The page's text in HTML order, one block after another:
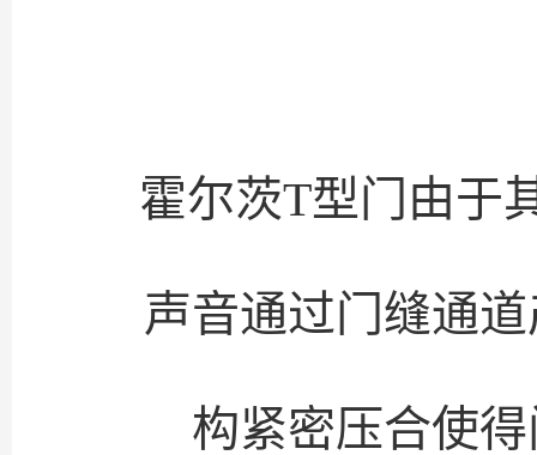
霍尔茨T型门由于
声音通过门缝通
构紧密压合使